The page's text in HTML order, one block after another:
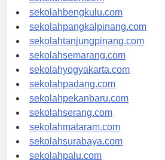
sekolahaceh.com
sekolahbengkulu.com
sekolahpangkalpinang.com
sekolahtanjungpinang.com
sekolahsemarang.com
sekolahyogyakarta.com
sekolahpadang.com
sekolahpekanbaru.com
sekolahserang.com
sekolahmataram.com
sekolahsurabaya.com